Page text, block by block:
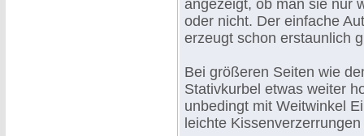
angezeigt, ob man sie nur
oder nicht. Der einfache
erzeugt schon erstaunlich
Bei größeren Seiten wie
Stativkurbel etwas weiter
unbedingt mit Weitwinkel
leichte